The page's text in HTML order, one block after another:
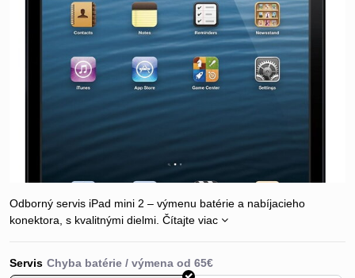
Odborný servis iPad mini 2 – výmenu batérie a nabíjacieho
konektora, s kvalitnými dielmi. Čítajte viac
Servis